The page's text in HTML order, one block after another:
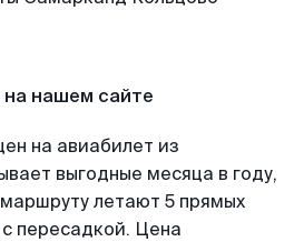
нашем сайте
на авиабилет из
выгодные месяца в году,
летают 5 прямых
пересадкой. Цена